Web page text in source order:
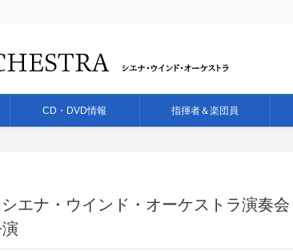
CD・DVD情報 指揮者＆楽団員
エナ・ウインド・オーケストラ演奏会